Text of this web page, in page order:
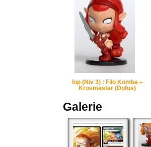
Iop (Niv 3) : Filo Komba –
Krosmaster (Dofus)
Galerie